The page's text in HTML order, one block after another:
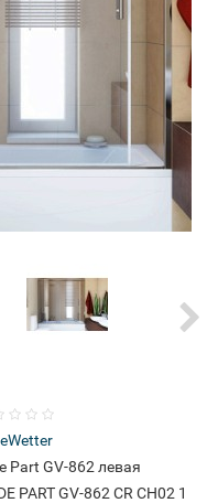
Part GV-862 левая
PART GV-862 CR CH02 1